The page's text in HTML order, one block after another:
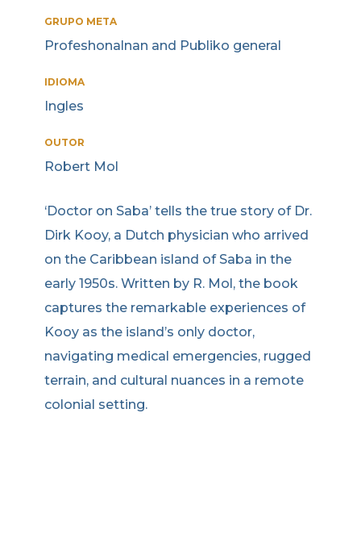
GRUPO META
Profeshonalnan and Publiko general
IDIOMA
Ingles
OUTOR
Robert Mol
‘Doctor on Saba’ tells the true story of Dr.
Dirk Kooy, a Dutch physician who arrived
on the Caribbean island of Saba in the
early 1950s. Written by R. Mol, the book
captures the remarkable experiences of
Kooy as the island’s only doctor,
navigating medical emergencies, rugged
terrain, and cultural nuances in a remote
colonial setting.